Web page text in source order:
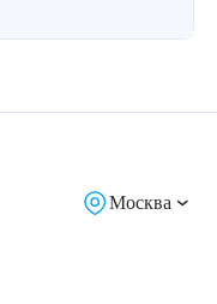
Москва